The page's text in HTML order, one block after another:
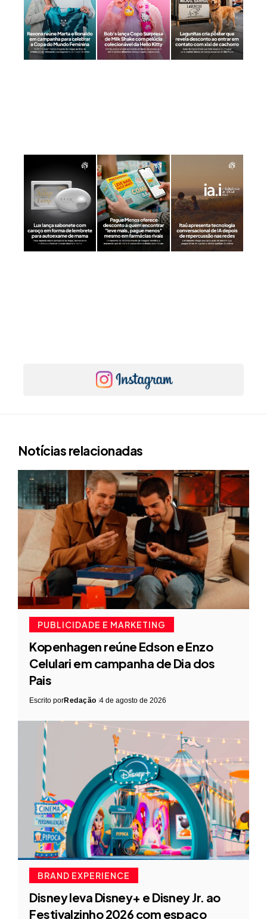
Notícias relacionadas
PUBLICIDADE E MARKETING
Kopenhagen reúne Edson e Enzo
Celulari em campanha de Dia dos
Pais
Escrito porRedação 4 de agosto de 2026
BRAND EXPERIENCE
Disney leva Disney+ e Disney Jr. ao
Festivalzinho 2026 com espaço